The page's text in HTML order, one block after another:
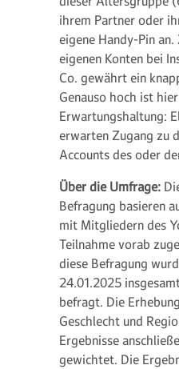
ihrem Partner oder
eigene Handy-Pin
eigenen Konten bei
Co. gewährt ein
Genauso hoch ist
Erwartungshaltung:
erwarten Zugang zu
Accounts des oder
Über die Umfrage:
Befragung basieren
mit Mitgliedern des
Teilnahme vorab
diese Befragung
24.01.2025
befragt. Die
Geschlecht und
Ergebnisse
gewichtet. Die